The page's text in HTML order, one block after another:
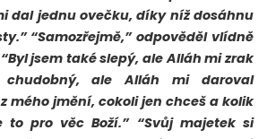
dal jednu ovečku, díky níž dosáhnu
“Samozřejmě,” odpověděl vlídně
jsem také slepý, ale Alláh mi zrak
ale Alláh mi daroval
mého jmění, cokoli jen chceš a kolik
to pro věc Boží.” “Svůj majetek si